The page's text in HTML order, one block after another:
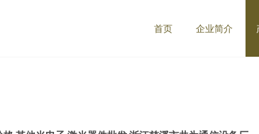
首页 企业简介